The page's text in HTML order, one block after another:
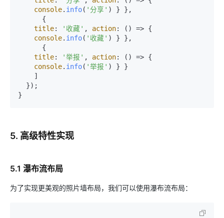
console. info( '分享' ) } },
title: '收藏' , action: () => {
console. info( '收藏' ) } },
title: '举报' , action: () => {
console. info( '举报' ) } }
5. 高级特性实现
5.1 瀑布流布局
为了实现更美观的照片墙布局，我们可以使用瀑布流布局：